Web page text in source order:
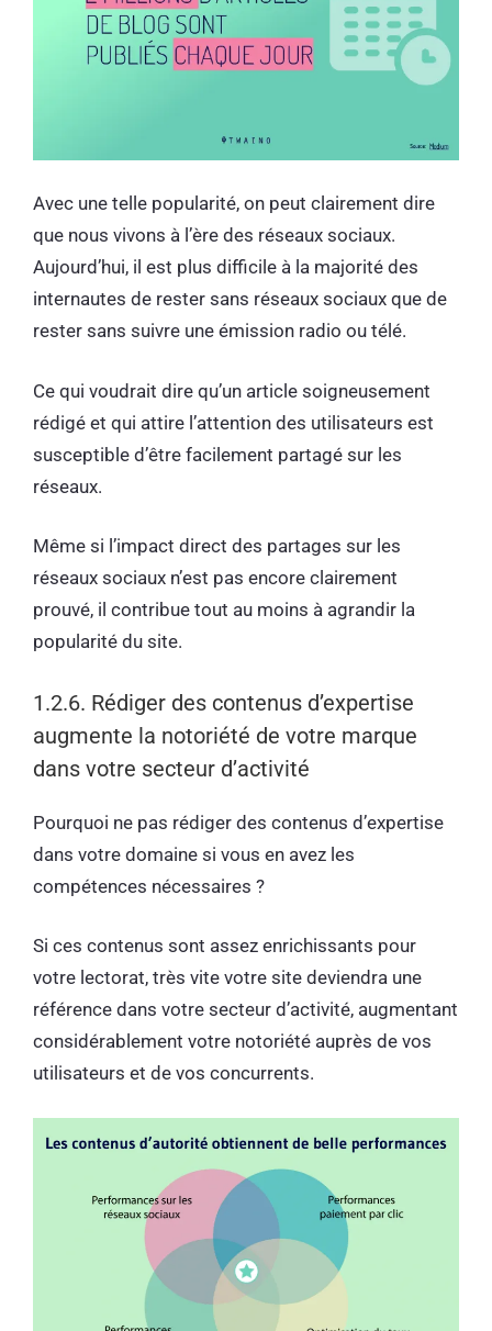
Avec une telle popularité, on peut clairement dire
que nous vivons à l’ère des réseaux sociaux.
Aujourd’hui, il est plus difficile à la majorité des
internautes de rester sans réseaux sociaux que de
rester sans suivre une émission radio ou télé.
Ce qui voudrait dire qu’un article soigneusement
rédigé et qui attire l’attention des utilisateurs est
susceptible d’être facilement partagé sur les
réseaux.
Même si l’impact direct des partages sur les
réseaux sociaux n’est pas encore clairement
prouvé, il contribue tout au moins à agrandir la
popularité du site.
1.2.6. Rédiger des contenus d’expertise
augmente la notoriété de votre marque
dans votre secteur d’activité
Pourquoi ne pas rédiger des contenus d’expertise
dans votre domaine si vous en avez les
compétences nécessaires ?
Si ces contenus sont assez enrichissants pour
votre lectorat, très vite votre site deviendra une
référence dans votre secteur d’activité, augmentant
considérablement votre notoriété auprès de vos
utilisateurs et de vos concurrents.